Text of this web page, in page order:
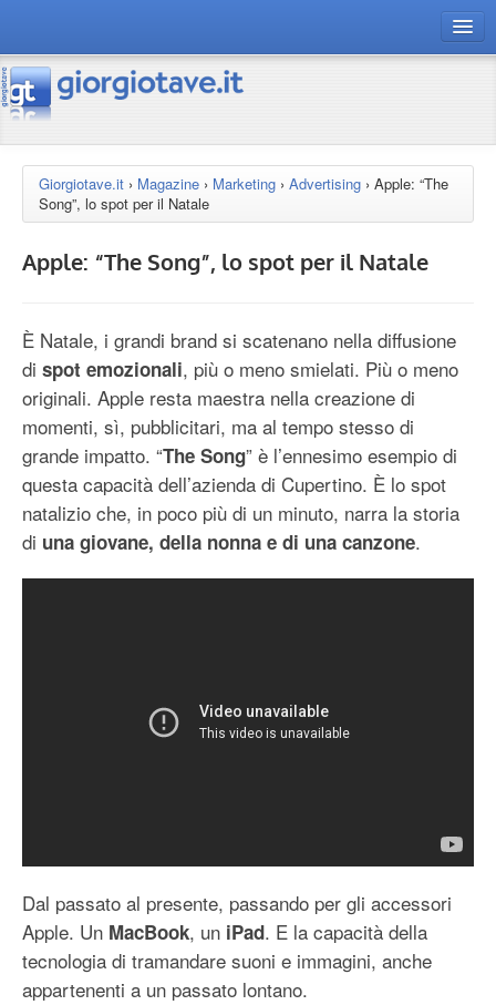
connect gt
risorse
Chi siamo
Giorgiotave.it › Magazine › Marketing › Advertising › Apple: “The
Song”, lo spot per il Natale
Apple: “The Song”, lo spot per il Natale
È Natale, i grandi brand si scatenano nella diffusione
di spot emozionali, più o meno smielati. Più o meno
originali. Apple resta maestra nella creazione di
momenti, sì, pubblicitari, ma al tempo stesso di
grande impatto. “The Song” è l’ennesimo esempio di
questa capacità dell’azienda di Cupertino. È lo spot
natalizio che, in poco più di un minuto, narra la storia
di una giovane, della nonna e di una canzone.
Dal passato al presente, passando per gli accessori
Apple. Un MacBook, un iPad. E la capacità della
tecnologia di tramandare suoni e immagini, anche
appartenenti a un passato lontano.